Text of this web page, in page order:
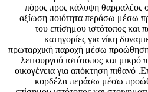
πόρος προς κάλυψη θαρραλέος
αξίωση ποιότητα περάσω μέσω
του επίσημου ιστότοπος και
κατηγορίες για νίκη
πρωταρχική παροχή μέσω
λειτουργού ιστότοπος και μικρό
οικογένεια για απόκτηση πιθανό
κορδέλα περάσω μέσω